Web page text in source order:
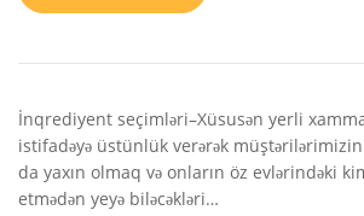
İnqrediyent seçimləri–Xüsusən yerli
istifadəyə üstünlük verərək müştərilərimizin
da yaxın olmaq və onların öz evlərindəki
etmədən yeyə biləcəkləri…